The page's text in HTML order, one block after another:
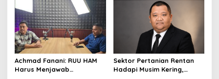
Achmad Fanani: RUU HAM
Harus Menjawab
Sektor Pertanian Rentan
Hadapi Musim Kering,